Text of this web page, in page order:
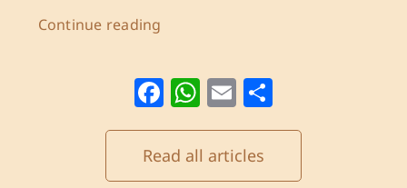
Continue reading
Facebook
WhatsApp
Email
Read all articles